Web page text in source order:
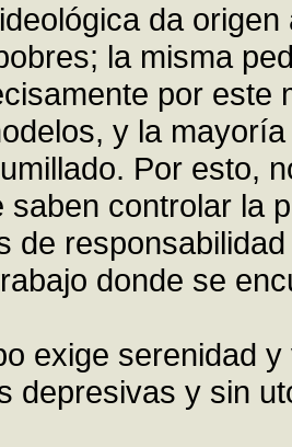
da
la misma
por este
y la
Por esto,
saben controlar la
de
donde se
exige serenidad
depresivas y sin